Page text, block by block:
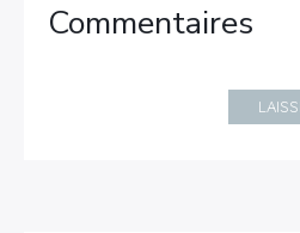
Commentaires